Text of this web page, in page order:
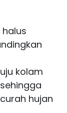
kolam
hujan